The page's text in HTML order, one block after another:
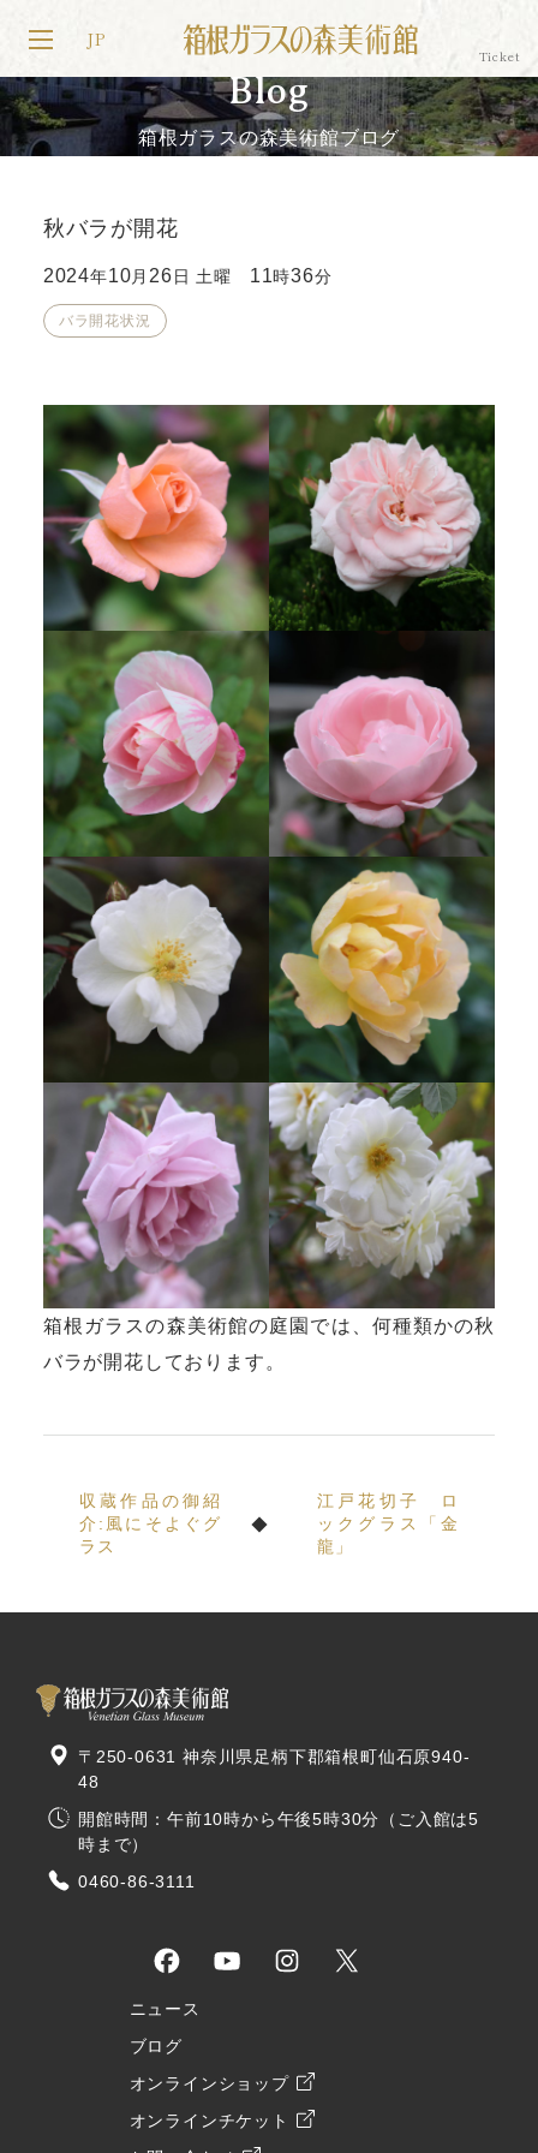
JP
Blog
箱根ガラスの森美術館ブログ
秋バラが開花
2024年10 月 26 日 土曜 11時36分
バラ開花状況
箱根ガラスの森美術館の庭園では、何種類かの秋
バラが開花しております。
収蔵作品の御紹
介:風にそよぐグ
ラス
江戸花切子 ロ
ックグラス「金
龍」
ニュース
ブログ
オンラインショップ
オンラインチケット
〒250-0631 神奈川県足柄下郡箱根町仙石原940-
48
開館時間：午前10時から午後5時30分（ご入館は5
時まで）
0460-86-3111